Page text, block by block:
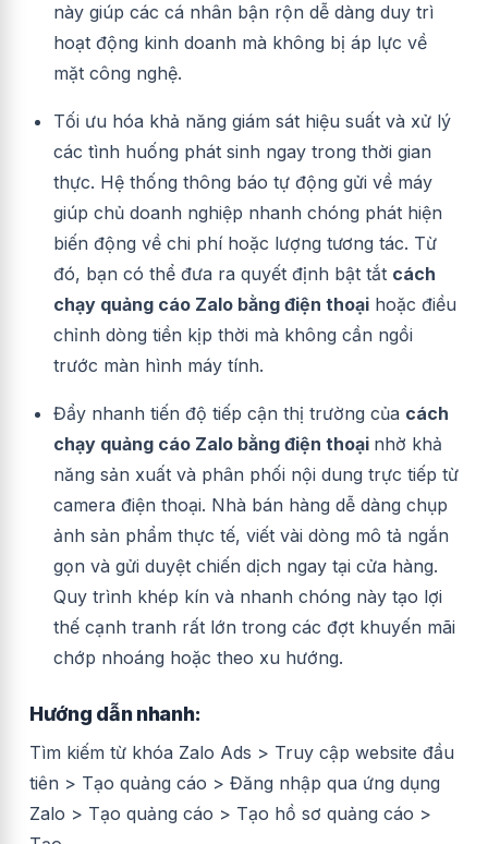
này giúp các cá nhân bận rộn dễ dàng duy trì
hoạt động kinh doanh mà không bị áp lực về
mặt công nghệ.
Tối ưu hóa khả năng giám sát hiệu suất và xử lý
các tình huống phát sinh ngay trong thời gian
thực. Hệ thống thông báo tự động gửi về máy
giúp chủ doanh nghiệp nhanh chóng phát hiện
biến động về chi phí hoặc lượng tương tác. Từ
đó, bạn có thể đưa ra quyết định bật tắt cách
chạy quảng cáo Zalo bằng điện thoại hoặc điều
chỉnh dòng tiền kịp thời mà không cần ngồi
trước màn hình máy tính.
Đẩy nhanh tiến độ tiếp cận thị trường của cách
chạy quảng cáo Zalo bằng điện thoại nhờ khả
năng sản xuất và phân phối nội dung trực tiếp từ
camera điện thoại. Nhà bán hàng dễ dàng chụp
ảnh sản phẩm thực tế, viết vài dòng mô tả ngắn
gọn và gửi duyệt chiến dịch ngay tại cửa hàng.
Quy trình khép kín và nhanh chóng này tạo lợi
thế cạnh tranh rất lớn trong các đợt khuyến mãi
chớp nhoáng hoặc theo xu hướng.
Hướng dẫn nhanh:
Tìm kiếm từ khóa Zalo Ads > Truy cập website đầu
tiên > Tạo quảng cáo > Đăng nhập qua ứng dụng
Zalo > Tạo quảng cáo > Tạo hồ sơ quảng cáo >